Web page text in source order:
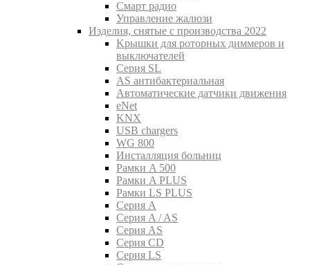
Смарт радио
Управление жалюзи
Изделия, снятые с производства 2022
Kрышки для роторных диммеров и
выключателей
Серия SL
AS антибактериальная
Aвтоматические датчики движения
eNet
KNX
USB chargers
WG 800
Инсталляция больниц
Рамки A 500
Рамки A PLUS
Рамки LS PLUS
Серия A
Серия A / AS
Серия AS
Серия CD
Серия LS